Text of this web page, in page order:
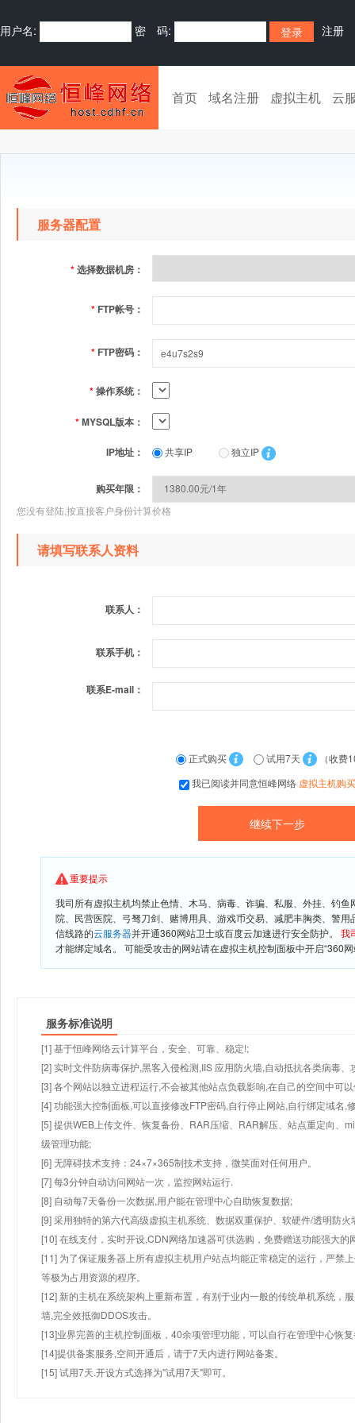
用户名: 密 码: 注册
首页 域名注册 虚拟主机 云
服务器配置
*选择数据机房：
* FTP帐号：
* FTP密码：
*操作系统：
*MYSQL版本：
IP地址： 共享IP 独立IP
购买年限：
您没有登陆,按直接客户身份计算价格
请填写联系人资料
联系人：
联系手机：
联系E-mail：
正式购买 试用7天
（收费
我已阅读并同意恒峰网络 虚拟主机购
重要提示
我司所有虚拟主机均禁止色情、木马、病毒、诈骗、私服、外挂、钓
院、民营医院、弓驽刀剑、赌博用具、游戏币交易、减肥丰胸类、警
信线路的云服务器并开通360网站卫士或百度云加速进行安全防护。 我
才能绑定域名。 可能受攻击的网站请在虚拟主机控制面板中开启“360
服务标准说明
[1] 基于恒峰网络云计算平台，安全、可靠、稳定!;
[2] 实时文件防病毒保护,黑客入侵检测,IIS 应用防火墙,自动抵抗各类病毒、
[3] 各个网站以独立进程运行,不会被其他站点负载影响,在自己的空间中可
[4] 功能强大控制面板,可以直接修改FTP密码,自行停止网站,自行绑定域名,
[5] 提供WEB上传文件、恢复备份、RAR压缩、RAR解压、站点重定向、
级管理功能;
[6] 无障碍技术支持：24×7×365制技术支持，微笑面对任何用户。
[7] 每3分钟自动访问网站一次，监控网站运行.
[8] 自动每7天备份一次数据,用户能在管理中心自助恢复数据;
[9] 采用独特的第六代高级虚拟主机系统、数据双重保护、软硬件/透明防火
[10] 在线支付，实时开设,CDN网络加速器可供选购，免费赠送功能强大
[11] 为了保证服务器上所有虚拟主机用户站点均能正常稳定的运行，严禁
等极为占用资源的程序。
[12] 新的主机在系统架构上重新布置，有别于业内一般的传统单机系统，
墙,完全效抵御DDOS攻击。
[13]业界完善的主机控制面板，40余项管理功能，可以自行在管理中心恢
[14]提供备案服务,空间开通后，请于7天内进行网站备案。
[15] 试用7天.开设方式选择为"试用7天"即可。